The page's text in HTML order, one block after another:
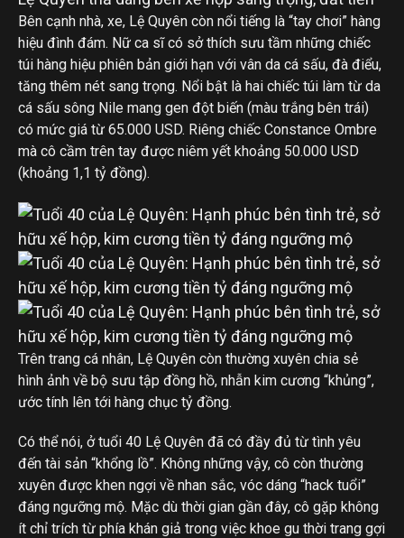
Bên cạnh nhà, xe, Lệ Quyên còn nổi tiếng là “tay chơi” hàng
hiệu đình đám. Nữ ca sĩ có sở thích sưu tầm những chiếc
túi hàng hiệu phiên bản giới hạn với vân da cá sấu, đà điểu,
tăng thêm nét sang trọng. Nổi bật là hai chiếc túi làm từ da
cá sấu sông Nile mang gen đột biến (màu trắng bên trái)
có mức giá từ 65.000 USD. Riêng chiếc Constance Ombre
mà cô cầm trên tay được niêm yết khoảng 50.000 USD
(khoảng 1,1 tỷ đồng).
Trên trang cá nhân, Lệ Quyên còn thường xuyên chia sẻ
hình ảnh về bộ sưu tập đồng hồ, nhẫn kim cương “khủng”,
ước tính lên tới hàng chục tỷ đồng.
Có thể nói, ở tuổi 40 Lệ Quyên đã có đầy đủ từ tình yêu
đến tài sản “khổng lồ”. Không những vậy, cô còn thường
xuyên được khen ngợi về nhan sắc, vóc dáng “hack tuổi”
đáng ngưỡng mộ. Mặc dù thời gian gần đây, cô gặp không
ít chỉ trích từ phía khán giả trong việc khoe gu thời trang gợi